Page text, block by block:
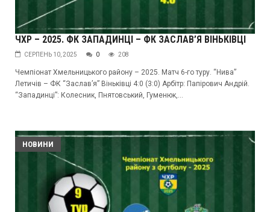
ЧХР – 2025. ФК ЗАПАДИНЦІ – ФК ЗАСЛАВ’Я ВІНЬКІВЦІ
СЕРПЕНЬ 10, 2025 0 208
Чемпіонат Хмельницького району – 2025. Матч 6-го туру. “Нива”
Летичів – ФК “Заслав’я” Віньківці 4:0 (3:0) Арбітр: Папірович Андрій.
“Западинці”: Колесник, Пнятовський, Гуменюк,...
НОВИНИ